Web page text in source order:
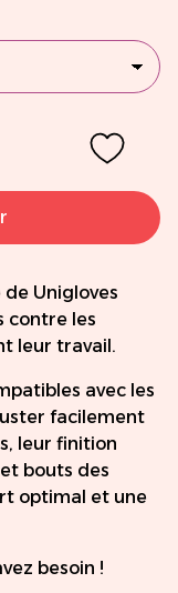
Unigloves
contre les
leur travail.
avec les
facilement
leur finition
bouts des
optimal et une
besoin !